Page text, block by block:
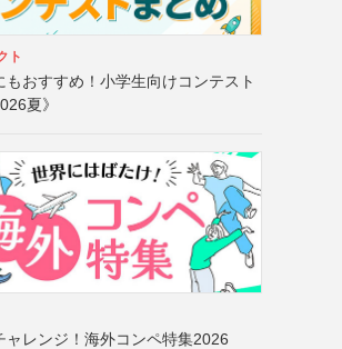
ト
もおすすめ！小学生向けコンテスト
夏》
ャレンジ！海外コンペ特集2026